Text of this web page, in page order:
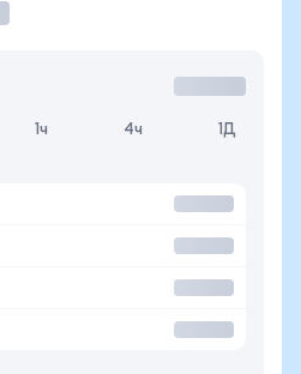
1ч 4ч 1Д